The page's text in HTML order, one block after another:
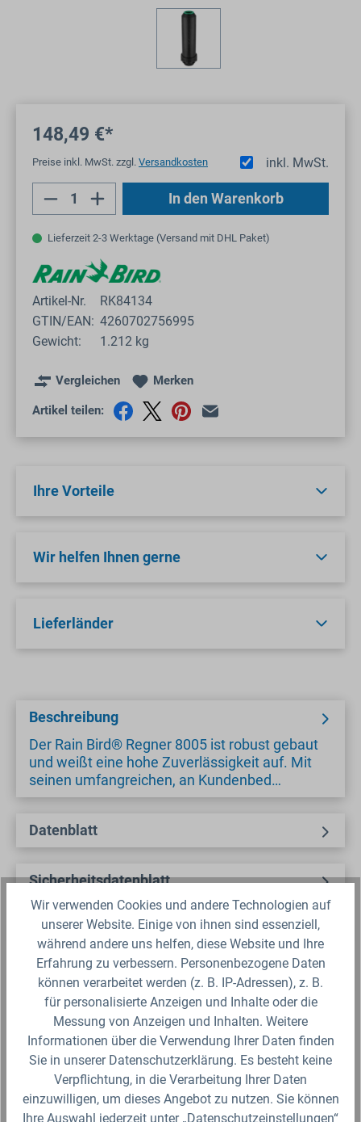
148,49 €*
inkl. MwSt.
Preise inkl. MwSt. zzgl. Versandkosten
Produkt Anzahl: Gib den gewünschten
In den Warenkorb
Lieferzeit 2-3 Werktage (Versand mit DHL Paket)
Artikel-Nr.
RK84134
GTIN/EAN: 4260702756995
Gewicht:
1.212 kg
Vergleichen Merken
Artikel teilen:
Ihre Vorteile
Wir helfen Ihnen gerne
Lieferländer
Beschreibung
Der Rain Bird® Regner 8005 ist robust gebaut
und weißt eine hohe Zuverlässigkeit auf. Mit
seinen umfangreichen, an Kundenbed…
Datenblatt
Sicherheitsdatenblatt
Fragen zum Artikel?
Produktbewertungen
Produktgalerie überspringen
Ähnliche Artikel
Wir verwenden Cookies und andere Technologien auf
unserer Website. Einige von ihnen sind essenziell,
während andere uns helfen, diese Website und Ihre
Erfahrung zu verbessern. Personenbezogene Daten
können verarbeitet werden (z. B. IP-Adressen), z. B.
für personalisierte Anzeigen und Inhalte oder die
Messung von Anzeigen und Inhalten. Weitere
Informationen über die Verwendung Ihrer Daten finden
Sie in unserer Datenschutzerklärung. Es besteht keine
Verpflichtung, in die Verarbeitung Ihrer Daten
einzuwilligen, um dieses Angebot zu nutzen. Sie können
Ihre Auswahl jederzeit unter „Datenschutzeinstellungen“